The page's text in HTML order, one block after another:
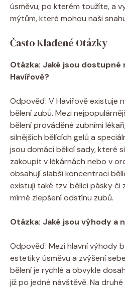
úsměvu, po kterém toužíte, a
mýtům, které mohou naši
Často Kladené Otázky
Otázka: Jaké jsou
Havířově?
Odpověď: V Havířově existuje
bělení zubů. Mezi
bělení prováděné zubními
silnějších bělících gelů a
jsou domácí bělicí sady, které
zakoupit v lékárnách nebo v
obsahují slabší koncentraci
existují také tzv. bělicí pásky či
mírné zlepšení odstínu zubů.
Otázka: Jaké jsou výhody a
Odpověď: Mezi hlavní výhody
estetiky úsměvu a zvýšení
bělení je rychlé a obvykle
již po jedné návštěvě. Na